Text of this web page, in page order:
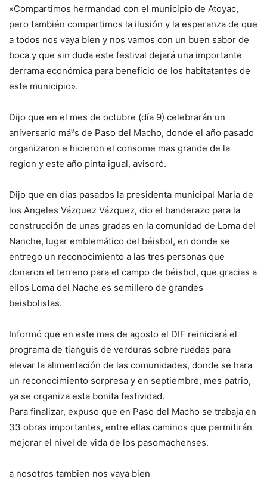
«Compartimos hermandad con el municipio de Atoyac,
pero también compartimos la ilusión y la esperanza de que
a todos nos vaya bien y nos vamos con un buen sabor de
boca y que sin duda este festival dejará una importante
derrama económica para beneficio de los habitatantes de
este municipio».
Dijo que en el mes de octubre (día 9) celebrarán un
aniversario má⁹s de Paso del Macho, donde el año pasado
organizaron e hicieron el consome mas grande de la
region y este año pinta igual, avisoró.
Dijo que en dias pasados la presidenta municipal Maria de
los Angeles Vázquez Vázquez, dio el banderazo para la
construcción de unas gradas en la comunidad de Loma del
Nanche, lugar emblemático del béisbol, en donde se
entrego un reconocimiento a las tres personas que
donaron el terreno para el campo de béisbol, que gracias a
ellos Loma del Nache es semillero de grandes
beisbolistas.
Informó que en este mes de agosto el DIF reiniciará el
programa de tianguis de verduras sobre ruedas para
elevar la alimentación de las comunidades, donde se hara
un reconocimiento sorpresa y en septiembre, mes patrio,
ya se organiza esta bonita festividad.
Para finalizar, expuso que en Paso del Macho se trabaja en
33 obras importantes, entre ellas caminos que permitirán
mejorar el nivel de vida de los pasomachenses.
a nosotros tambien nos vaya bien